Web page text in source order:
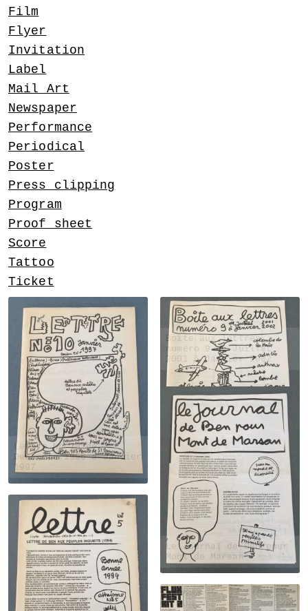
Film
Flyer
Invitation
Label
Mail Art
Newspaper
Performance
Periodical
Poster
Press clipping
Program
Proof sheet
Score
Tattoo
Ticket
Lettre No 10 de
Decembre 1996 à Janvier
1997
Boite aux lettres
numéro 9 de Juillet
2001 à Janvier 2002
Le Journal de Ben pour
Mont de Marsan